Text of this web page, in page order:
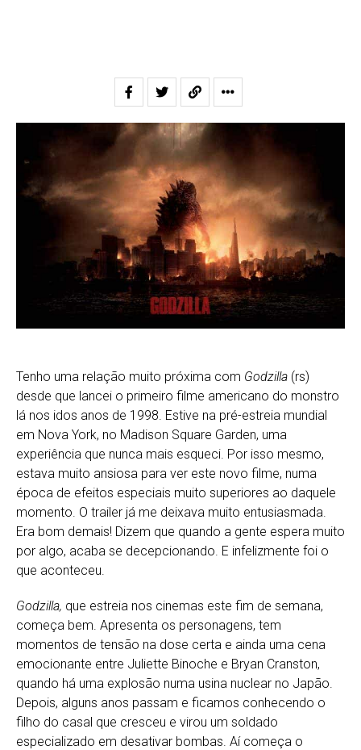
Tenho uma relação muito próxima com Godzilla (rs)
desde que lancei o primeiro filme americano do monstro
lá nos idos anos de 1998. Estive na pré-estreia mundial
em Nova York, no Madison Square Garden, uma
experiência que nunca mais esqueci. Por isso mesmo,
estava muito ansiosa para ver este novo filme, numa
época de efeitos especiais muito superiores ao daquele
momento. O trailer já me deixava muito entusiasmada.
Era bom demais! Dizem que quando a gente espera muito
por algo, acaba se decepcionando. E infelizmente foi o
que aconteceu.
Godzilla, que estreia nos cinemas este fim de semana,
começa bem. Apresenta os personagens, tem
momentos de tensão na dose certa e ainda uma cena
emocionante entre Juliette Binoche e Bryan Cranston,
quando há uma explosão numa usina nuclear no Japão.
Depois, alguns anos passam e ficamos conhecendo o
filho do casal que cresceu e virou um soldado
especializado em desativar bombas. Aí começa o